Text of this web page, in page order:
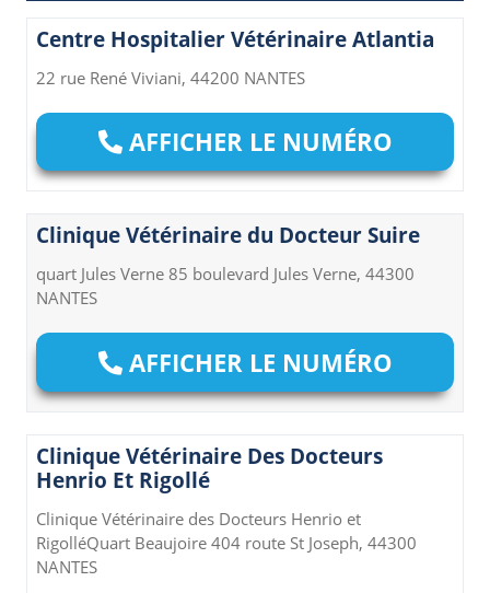
Centre Hospitalier Vétérinaire Atlantia
22 rue René Viviani, 44200 NANTES
AFFICHER LE NUMÉRO
Clinique Vétérinaire du Docteur Suire
quart Jules Verne 85 boulevard Jules Verne, 44300
NANTES
AFFICHER LE NUMÉRO
Clinique Vétérinaire Des Docteurs
Henrio Et Rigollé
Clinique Vétérinaire des Docteurs Henrio et
RigolléQuart Beaujoire 404 route St Joseph, 44300
NANTES